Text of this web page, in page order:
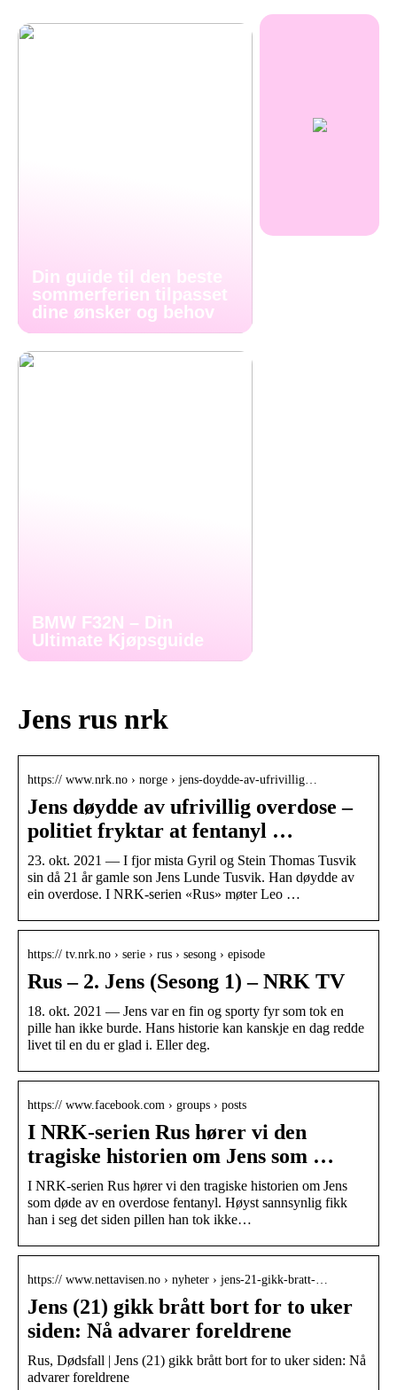
Din guide til den beste
sommerferien tilpasset
dine ønsker og behov
BMW F32N – Din
Ultimate Kjøpsguide
Jens rus nrk
https:// www.nrk.no › norge › jens-doydde-av-ufrivillig…
Jens døydde av ufrivillig overdose –
politiet fryktar at fentanyl …
23. okt. 2021 — I fjor mista Gyril og Stein Thomas Tusvik
sin då 21 år gamle son Jens Lunde Tusvik. Han døydde av
ein overdose. I NRK-serien «Rus» møter Leo …
https:// tv.nrk.no › serie › rus › sesong › episode
Rus – 2. Jens (Sesong 1) – NRK TV
18. okt. 2021 — Jens var en fin og sporty fyr som tok en
pille han ikke burde. Hans historie kan kanskje en dag redde
livet til en du er glad i. Eller deg.
https:// www.facebook.com › groups › posts
I NRK-serien Rus hører vi den
tragiske historien om Jens som …
I NRK-serien Rus hører vi den tragiske historien om Jens
som døde av en overdose fentanyl. Høyst sannsynlig fikk
han i seg det siden pillen han tok ikke…
https:// www.nettavisen.no › nyheter › jens-21-gikk-bratt-…
Jens (21) gikk brått bort for to uker
siden: Nå advarer foreldrene
Rus, Dødsfall | Jens (21) gikk brått bort for to uker siden: Nå
advarer foreldrene